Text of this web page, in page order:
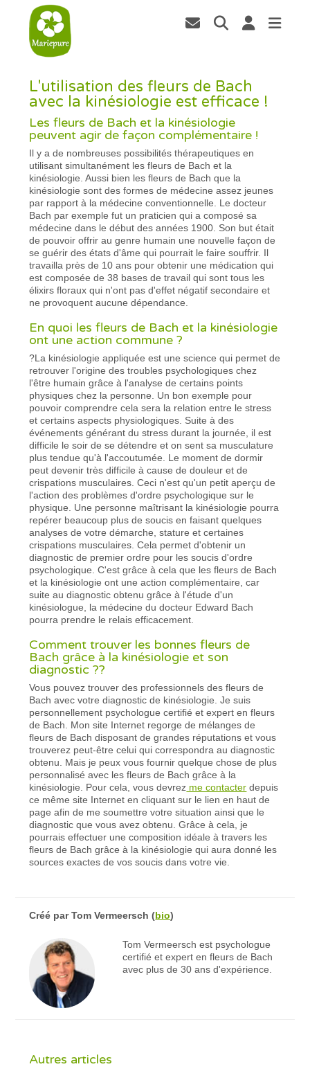
L'utilisation des fleurs de Bach
avec la kinésiologie est efficace !
Les fleurs de Bach et la kinésiologie
peuvent agir de façon complémentaire !
Il y a de nombreuses possibilités thérapeutiques en
utilisant simultanément les fleurs de Bach et la
kinésiologie. Aussi bien les fleurs de Bach que la
kinésiologie sont des formes de médecine assez jeunes
par rapport à la médecine conventionnelle. Le docteur
Bach par exemple fut un praticien qui a composé sa
médecine dans le début des années 1900. Son but était
de pouvoir offrir au genre humain une nouvelle façon de
se guérir des états d'âme qui pourrait le faire souffrir. Il
travailla près de 10 ans pour obtenir une médication qui
est composée de 38 bases de travail qui sont tous les
élixirs floraux qui n'ont pas d'effet négatif secondaire et
ne provoquent aucune dépendance.
En quoi les fleurs de Bach et la kinésiologie
ont une action commune ?
?La kinésiologie appliquée est une science qui permet de
retrouver l'origine des troubles psychologiques chez
l'être humain grâce à l'analyse de certains points
physiques chez la personne. Un bon exemple pour
pouvoir comprendre cela sera la relation entre le stress
et certains aspects physiologiques. Suite à des
événements générant du stress durant la journée, il est
difficile le soir de se détendre et on sent sa musculature
plus tendue qu'à l'accoutumée. Le moment de dormir
peut devenir très difficile à cause de douleur et de
crispations musculaires. Ceci n'est qu'un petit aperçu de
l'action des problèmes d'ordre psychologique sur le
physique. Une personne maîtrisant la kinésiologie pourra
repérer beaucoup plus de soucis en faisant quelques
analyses de votre démarche, stature et certaines
crispations musculaires. Cela permet d'obtenir un
diagnostic de premier ordre pour les soucis d'ordre
psychologique. C'est grâce à cela que les fleurs de Bach
et la kinésiologie ont une action complémentaire, car
suite au diagnostic obtenu grâce à l'étude d'un
kinésiologue, la médecine du docteur Edward Bach
pourra prendre le relais efficacement.
Comment trouver les bonnes fleurs de
Bach grâce à la kinésiologie et son
diagnostic ??
Vous pouvez trouver des professionnels des fleurs de
Bach avec votre diagnostic de kinésiologie. Je suis
personnellement psychologue certifié et expert en fleurs
de Bach. Mon site Internet regorge de mélanges de
fleurs de Bach disposant de grandes réputations et vous
trouverez peut-être celui qui correspondra au diagnostic
obtenu. Mais je peux vous fournir quelque chose de plus
personnalisé avec les fleurs de Bach grâce à la
kinésiologie. Pour cela, vous devrez me contacter depuis
ce même site Internet en cliquant sur le lien en haut de
page afin de me soumettre votre situation ainsi que le
diagnostic que vous avez obtenu. Grâce à cela, je
pourrais effectuer une composition idéale à travers les
fleurs de Bach grâce à la kinésiologie qui aura donné les
sources exactes de vos soucis dans votre vie.
Créé parTom Vermeersch (bio)
Tom Vermeersch est psychologue
certifié et expert en fleurs de Bach
avec plus de 30 ans d'expérience.
Autres articles